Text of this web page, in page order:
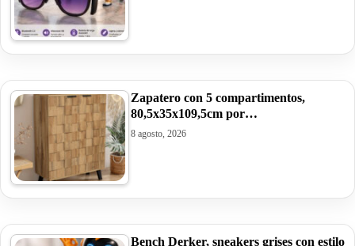
Zapatero con 5 compartimentos,
80,5x35x109,5cm por…
8 agosto, 2026
Bench Derker, sneakers grises con estilo